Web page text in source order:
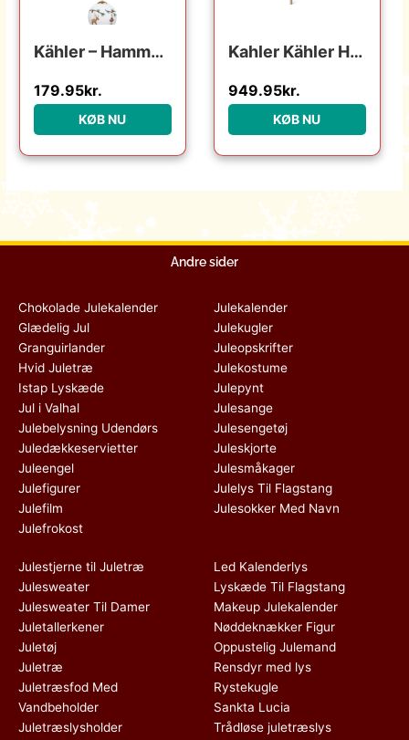
Kähler – Hammershøi Julekugle 2023 Ø6 cm
179.95kr.
KØB NU
Kahler Kähler Hammershøi Christmas – Juledug – 150 x 270 cm : Erling Christensen Møbler : Erling Christensen Møbler
949.95kr.
KØB NU
Andre sider
Chokolade Julekalender
Glædelig Jul
Granguirlander
Hvid Juletræ
Istap Lyskæde
Jul i Valhal
Julebelysning Udendørs
Juledækkeservietter
Juleengel
Julefigurer
Julefilm
Julefrokost
Julekalender
Julekugler
Juleopskrifter
Julekostume
Julepynt
Julesange
Julesengetøj
Juleskjorte
Julesmåkager
Julelys Til Flagstang
Julesokker Med Navn
Julestjerne til Juletræ
Julesweater
Julesweater Til Damer
Juletallerkener
Juletøj
Juletræ
Juletræsfod Med
Vandbeholder
Juletræslysholder
Led Kalenderlys
Lyskæde Til Flagstang
Makeup Julekalender
Nøddeknækker Figur
Oppustelig Julemand
Rensdyr med lys
Rystekugle
Sankta Lucia
Trådløse juletræslys